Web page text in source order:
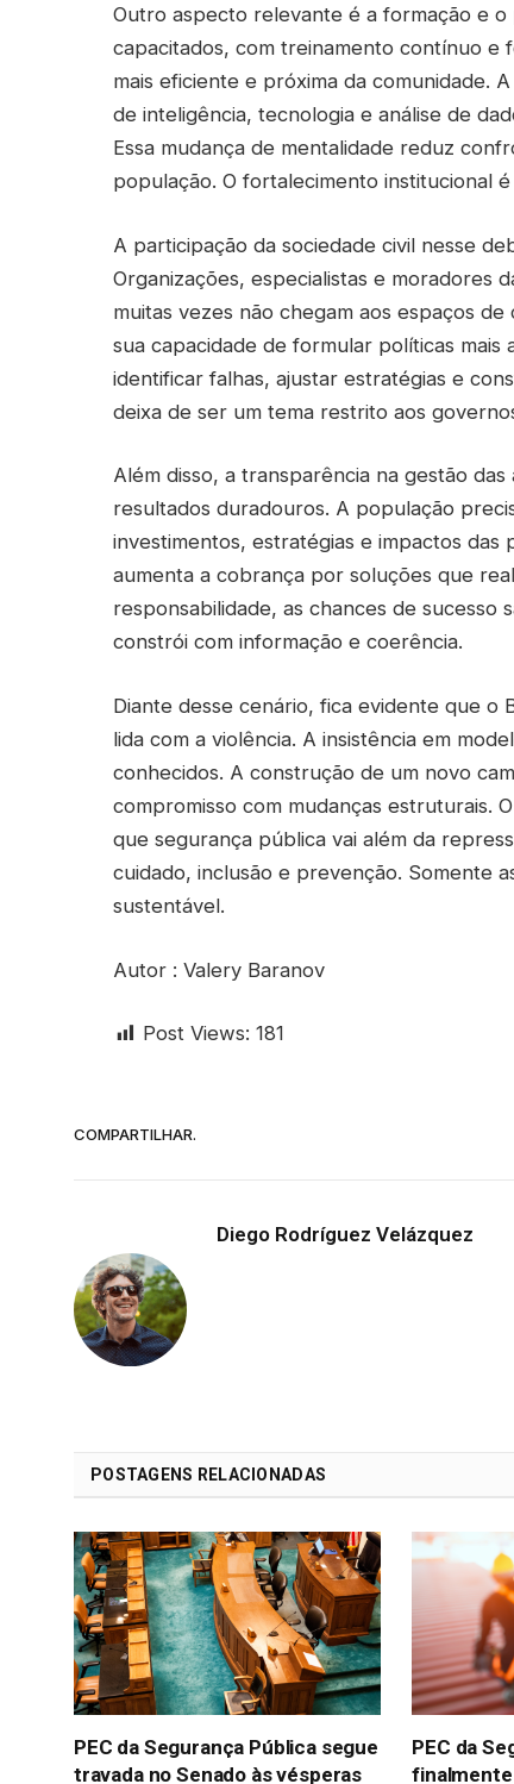
Outro aspecto relevante é a formação e
capacitados, com treinamento contínuo e
mais eficiente e próxima da comunidade.
de inteligência, tecnologia e análise de
Essa mudança de mentalidade reduz
população. O fortalecimento institucional
A participação da sociedade civil nesse
Organizações, especialistas e moradores
muitas vezes não chegam aos espaços
sua capacidade de formular políticas
identificar falhas, ajustar estratégias e
deixa de ser um tema restrito aos
Além disso, a transparência na gestão
resultados duradouros. A população
investimentos, estratégias e impactos
aumenta a cobrança por soluções que
responsabilidade, as chances de sucesso
constrói com informação e coerência.
Diante desse cenário, fica evidente que o
lida com a violência. A insistência em
conhecidos. A construção de um novo
compromisso com mudanças estruturais.
que segurança pública vai além da
cuidado, inclusão e prevenção. Somente
sustentável.
Autor : Valery Baranov
Post Views: 181
COMPARTILHAR.
Diego Rodríguez Velázquez
POSTAGENS RELACIONADAS
PEC da Segurança Pública segue
travada no Senado às vésperas
PEC da
finalmente